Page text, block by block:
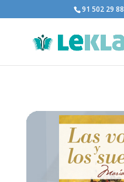
91 502 29 88